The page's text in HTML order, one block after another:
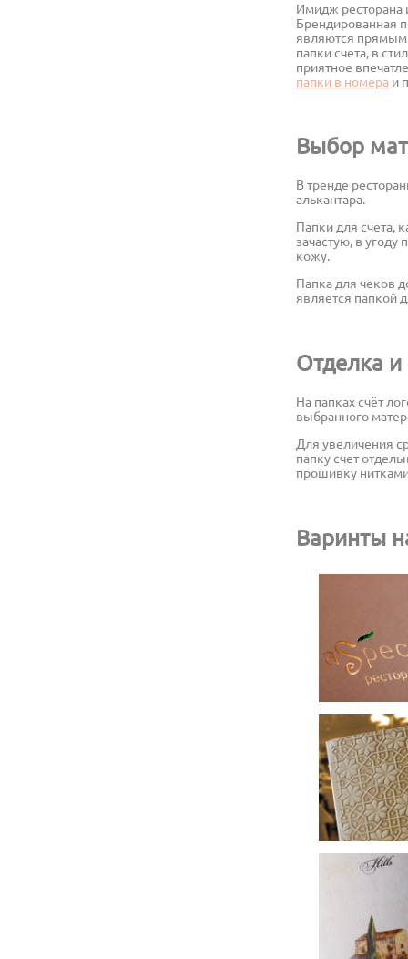
Имидж ресторана
Брендированная
являются прямым
папки счета, в
приятное
папки в номера и
Выбор
В тренде
алькантара.
Папки для счета,
зачастую, в угоду
кожу.
Папка для чеков
является папкой
Отделка
На папках счёт
выбранного
Для увеличения
папку счет
прошивку
Варинты